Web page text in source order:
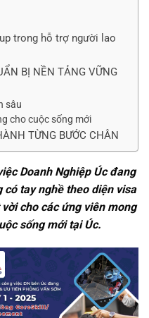
trong hỗ trợ người lao
BỊ NỀN TẢNG VỮNG
sâu
cho cuộc sống mới
TỪNG BƯỚC CHÂN
Doanh Nghiệp Úc đang
có tay nghề theo diện visa
cho các ứng viên mong
sống mới tại Úc.